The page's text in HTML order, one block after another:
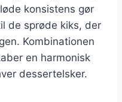
konsistens gør
de sprøde kiks, der
Kombinationen
en harmonisk
dessertelsker.